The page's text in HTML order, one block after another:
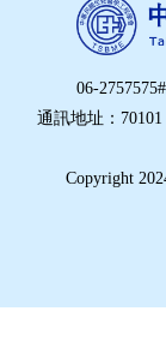
06-
通訊地址：
Copyright